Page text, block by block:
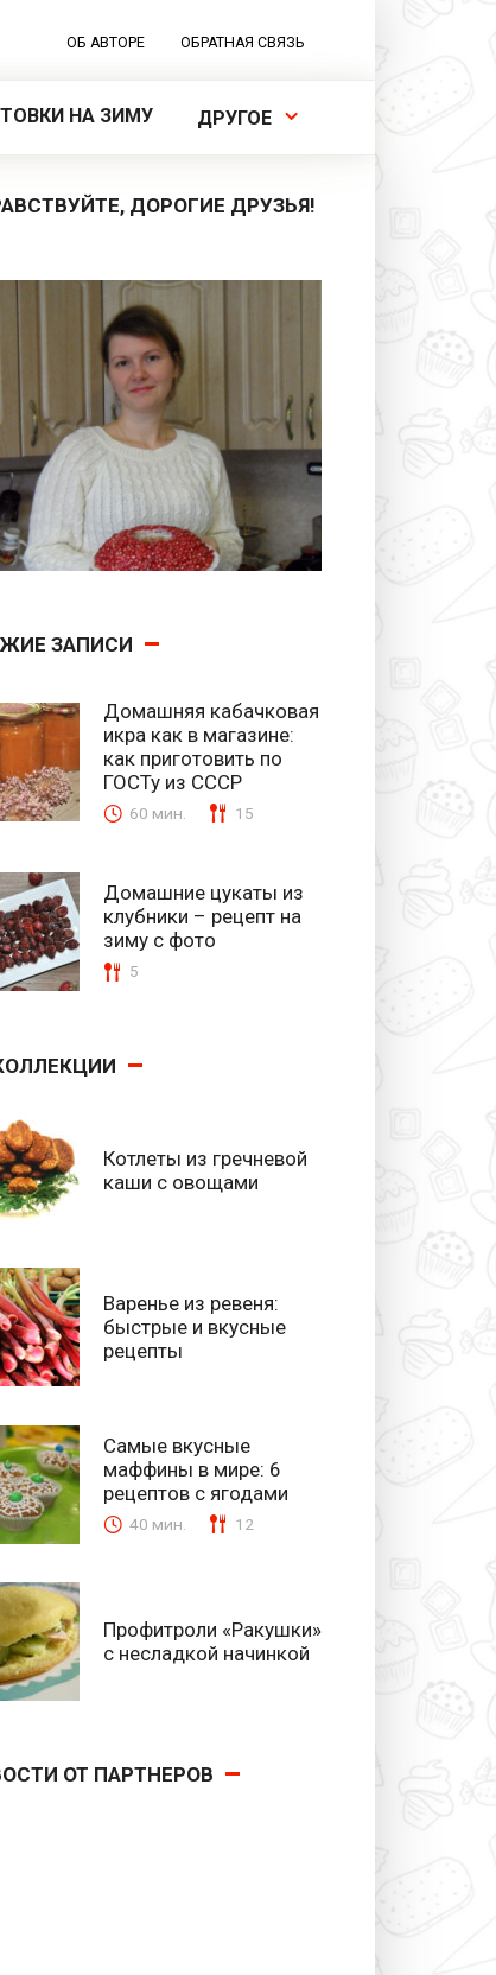
ОБ АВТОРЕ ОБРАТНАЯ СВЯЗЬ
НА ЗИМУ ДРУГОЕ
ДОРОГИЕ ДРУЗЬЯ!
ЗАПИСИ
Домашняя кабачковая
икра как в магазине:
как приготовить по
ГОСТу из СССР
60 мин. 15
Домашние цукаты из
клубники – рецепт на
зиму с фото
5
Котлеты из гречневой
каши с овощами
Варенье из ревеня:
быстрые и вкусные
рецепты
Самые вкусные
маффины в мире: 6
рецептов с ягодами
40 мин. 12
Профитроли «Ракушки»
с несладкой начинкой
ОТ ПАРТНЕРОВ